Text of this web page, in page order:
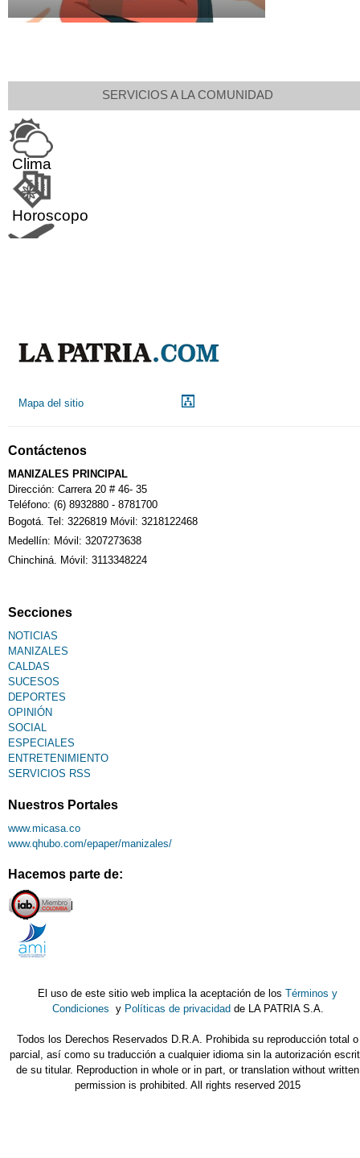
SERVICIOS A LA COMUNIDAD
Clima
Horoscopo
Calendario Tributario
Sudoku
Mapa del sitio
Contáctenos
MANIZALES PRINCIPAL
Dirección: Carrera 20 # 46- 35
Teléfono: (6) 8932880 - 8781700
Bogotá. Tel: 3226819 Móvil: 3218122468
Medellín: Móvil: 3207273638
Chinchiná. Móvil: 3113348224
Secciones
NOTICIAS
MANIZALES
CALDAS
SUCESOS
DEPORTES
OPINIÓN
SOCIAL
ESPECIALES
ENTRETENIMIENTO
SERVICIOS RSS
Nuestros Portales
www.micasa.co
www.qhubo.com/epaper/manizales/
Hacemos parte de:
El uso de este sitio web implica la aceptación de losTérminos y
Condiciones y Políticas de privacidad de LA PATRIA S.A.
Todos los Derechos Reservados D.R.A. Prohibida su reproducción total o
parcial, así como su traducción a cualquier idioma sin la autorización
de su titular. Reproduction in whole or in part, or translation without written
permission is prohibited. All rights reserved 2015